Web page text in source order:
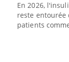
En 2026,
reste entourée
patients